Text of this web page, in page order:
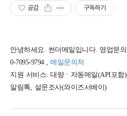
공감 구독하기
안녕하세요. 썬더메일입니다. 영업문의
0-7095-9794 , 메일문의처
지원 서비스: 대량ㆍ자동메일(API포함
알림톡, 설문조사(와이즈서베이)